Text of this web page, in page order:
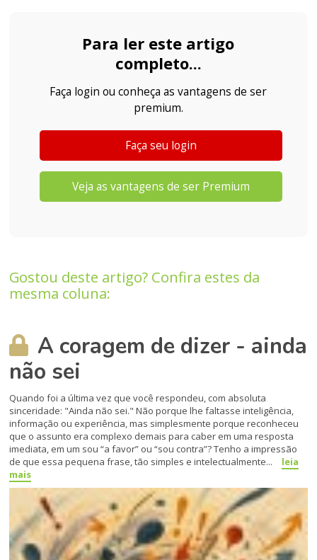
Para ler este artigo
completo...
Faça login ou conheça as vantagens de ser
premium.
Faça seu login
Veja as vantagens de ser Premium
Gostou deste artigo? Confira estes da
mesma coluna:
A coragem de dizer - ainda
não sei
Quando foi a última vez que você respondeu, com absoluta
sinceridade: "Ainda não sei." Não porque lhe faltasse inteligência,
informação ou experiência, mas simplesmente porque reconheceu
que o assunto era complexo demais para caber em uma resposta
imediata, em um sou “a favor” ou “sou contra”? Tenho a impressão
de que essa pequena frase, tão simples e intelectualmente...
leia
mais